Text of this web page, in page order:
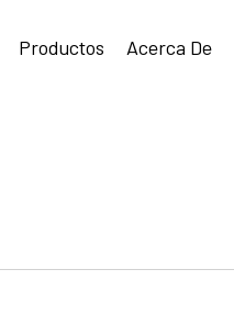
Productos Acerca De